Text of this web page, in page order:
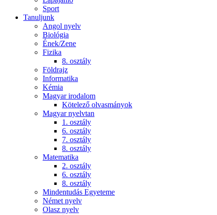
Sport
Tanuljunk
Angol nyelv
Biológia
Ének/Zene
Fizika
8. osztály
Földrajz
Informatika
Kémia
Magyar irodalom
Kötelező olvasmányok
Magyar nyelvtan
1. osztály
6. osztály
7. osztály
8. osztály
Matematika
2. osztály
6. osztály
8. osztály
Mindentudás Egyeteme
Német nyelv
Olasz nyelv